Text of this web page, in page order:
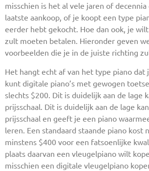
misschien is het al vele jaren of
laatste aankoop, of je koopt een type
eerder hebt gekocht. Hoe dan ook, je
zult moeten betalen. Hieronder geven
voorbeelden die je in de juiste richting
Het hangt echt af van het type piano dat
kunt digitale piano’s met gewogen
slechts $200. Dit is duidelijk aan de lage
prijsschaal. Dit is duidelijk aan de lage
prijsschaal en geeft je een piano
leren. Een standaard staande piano kost
minstens $400 voor een fatsoenlijke
plaats daarvan een vleugelpiano wilt
misschien een digitale vleugelpiano